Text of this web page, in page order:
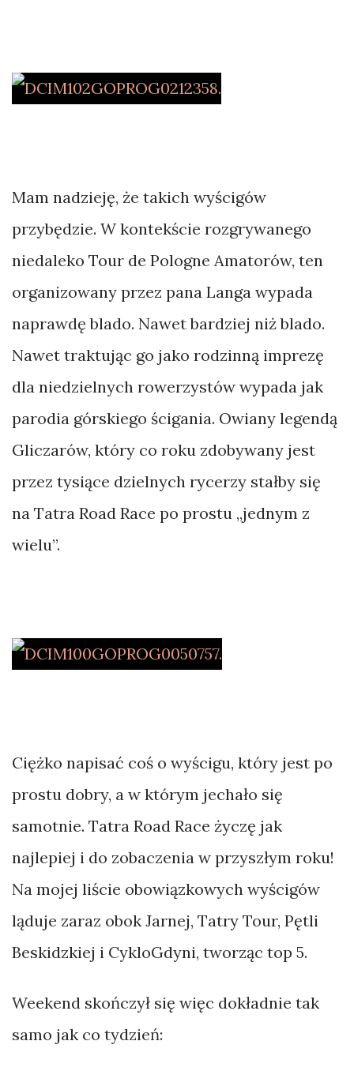
Mam nadzieję, że takich wyścigów
przybędzie. W kontekście rozgrywanego
niedaleko Tour de Pologne Amatorów, ten
organizowany przez pana Langa wypada
naprawdę blado. Nawet bardziej niż blado.
Nawet traktując go jako rodzinną imprezę
dla niedzielnych rowerzystów wypada jak
parodia górskiego ścigania. Owiany legendą
Gliczarów, który co roku zdobywany jest
przez tysiące dzielnych rycerzy stałby się
na Tatra Road Race po prostu „jednym z
wielu”.
Ciężko napisać coś o wyścigu, który jest po
prostu dobry, a w którym jechało się
samotnie. Tatra Road Race życzę jak
najlepiej i do zobaczenia w przyszłym roku!
Na mojej liście obowiązkowych wyścigów
ląduje zaraz obok Jarnej, Tatry Tour, Pętli
Beskidzkiej i CykloGdyni, tworząc top 5.
Weekend skończył się więc dokładnie tak
samo jak co tydzień: